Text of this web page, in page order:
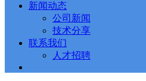
新闻动态
公司新闻
技术分享
联系我们
人才招聘